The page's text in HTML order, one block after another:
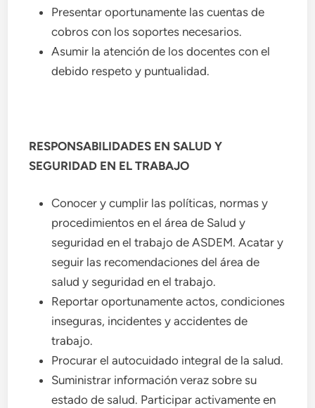
Presentar oportunamente las cuentas de
cobros con los soportes necesarios.
Asumir la atención de los docentes con el
debido respeto y puntualidad.
RESPONSABILIDADES EN SALUD Y
SEGURIDAD EN EL TRABAJO
Conocer y cumplir las políticas, normas y
procedimientos en el área de Salud y
seguridad en el trabajo de ASDEM. Acatar y
seguir las recomendaciones del área de
salud y seguridad en el trabajo.
Reportar oportunamente actos, condiciones
inseguras, incidentes y accidentes de
trabajo.
Procurar el autocuidado integral de la salud.
Suministrar información veraz sobre su
estado de salud. Participar activamente en